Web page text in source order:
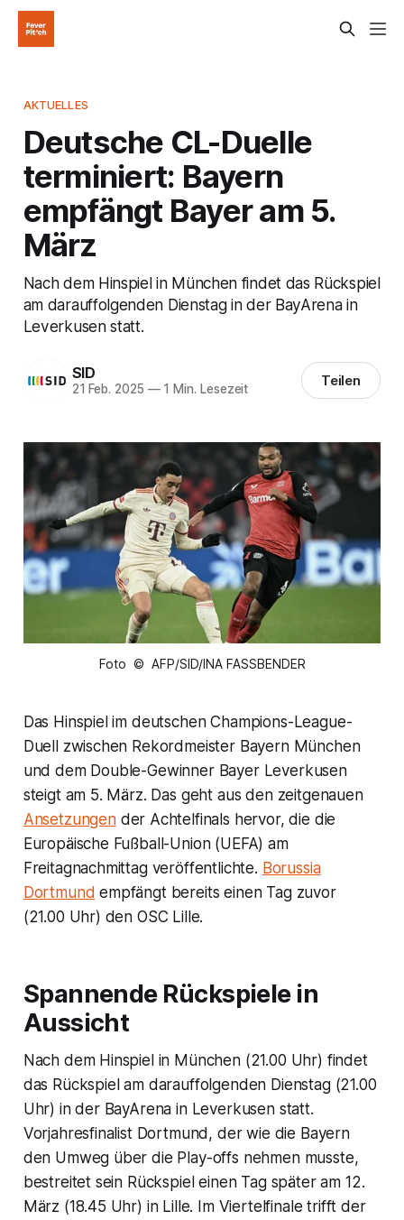
AKTUELLES
Deutsche CL-Duelle
terminiert: Bayern
empfängt Bayer am 5.
März
Nach dem Hinspiel in München findet das Rückspiel
am darauffolgenden Dienstag in der BayArena in
Leverkusen statt.
SID
21 Feb. 2025 —1 Min. Lesezeit Teilen
Foto © AFP/SID/INA FASSBENDER
Das Hinspiel im deutschen Champions-League-
Duell zwischen Rekordmeister Bayern München
und dem Double-Gewinner Bayer Leverkusen
steigt am 5. März. Das geht aus den zeitgenauen
Ansetzungender Achtelfinals hervor, die die
Europäische Fußball-Union (UEFA) am
Freitagnachmittag veröffentlichte. Borussia
Dortmund empfängt bereits einen Tag zuvor
(21.00 Uhr) den OSC Lille.
Spannende Rückspiele in
Aussicht
Nach dem Hinspiel in München (21.00 Uhr) findet
das Rückspiel am darauffolgenden Dienstag (21.00
Uhr) in der BayArena in Leverkusen statt.
Vorjahresfinalist Dortmund, der wie die Bayern
den Umweg über die Play-offs nehmen musste,
bestreitet sein Rückspiel einen Tag später am 12.
März (18.45 Uhr) in Lille. Im Viertelfinale trifft der